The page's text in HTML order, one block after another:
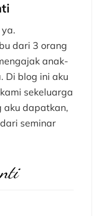
dari 3 orang
anak-
Di blog ini aku
sekeluarga
aku dapatkan,
seminar